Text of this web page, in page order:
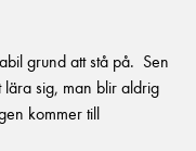
grund att stå på. Sen
lära sig, man blir aldrig
kommer till